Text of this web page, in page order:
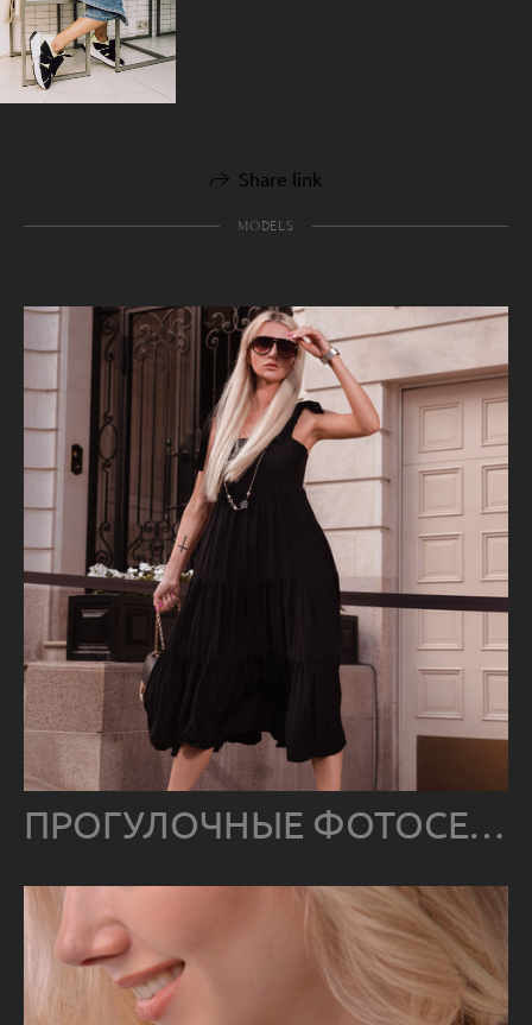
Share link
MODELS
ПРОГУЛОЧНЫЕ ФОТОСЕССИИ